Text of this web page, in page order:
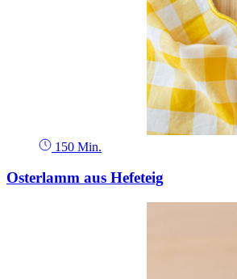
150 Min.
Osterlamm aus Hefeteig